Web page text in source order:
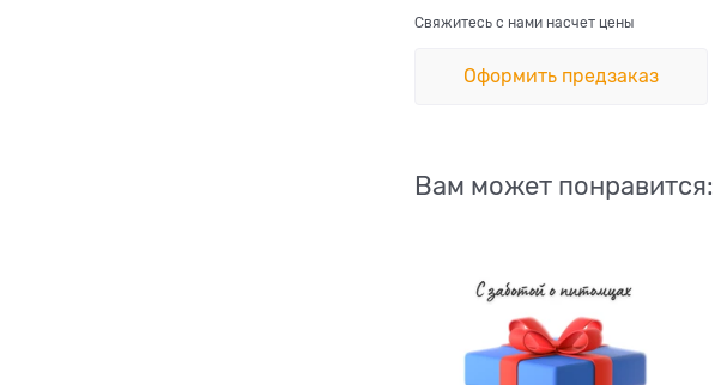
Свяжитесь с нами насчет цены
Оформить предзаказ
Вам может понравится: